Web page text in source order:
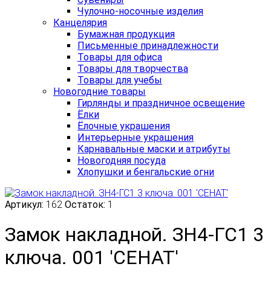
Чулочно-носочные изделия
Канцелярия
Бумажная продукция
Письменные принадлежности
Товары для офиса
Товары для творчества
Товары для учебы
Новогодние товары
Гирлянды и праздничное освещение
Ёлки
Ёлочные украшения
Интерьерные украшения
Карнавальные маски и атрибуты
Новогодняя посуда
Хлопушки и бенгальские огни
Артикул: 162 Остаток: 1
Замок накладной. ЗН4-ГС1 3
ключа. 001 'СЕНАТ'